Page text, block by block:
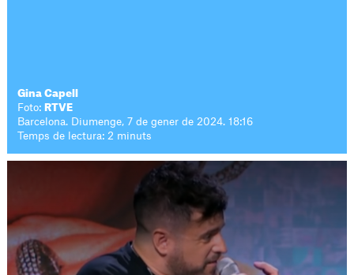
Gina Capell
Foto: RTVE
Barcelona. Diumenge, 7 de gener de 2024. 18:16
Temps de lectura: 2 minuts